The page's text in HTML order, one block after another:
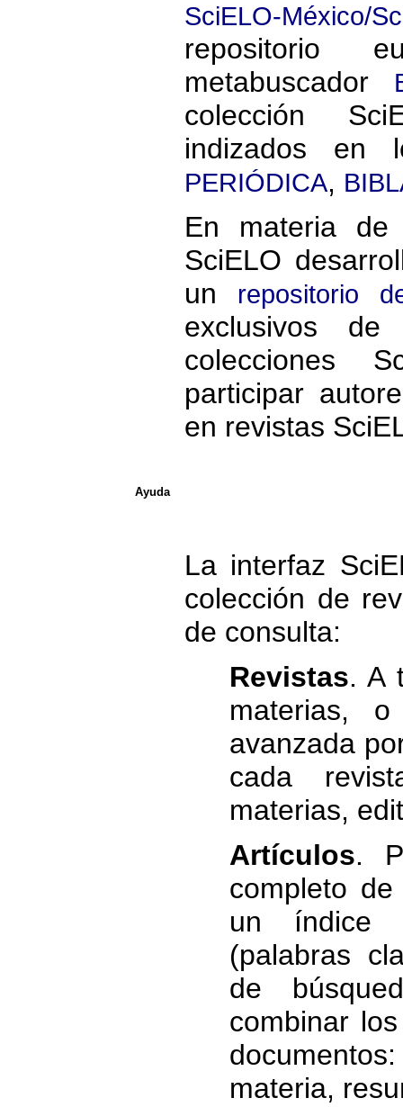
SciELO-México/
repositorio
metabuscador
colección
indizados
PERIÓDICA,
En materia de
SciELO
un
repositorio
exclusivos
colecciones
participar
en revistas
Ayuda
La interfaz
colección de
de consulta:
Revistas. A
materias,
avanzada
cada
materias,
Artículos.
completo
un índice
(palabras
de
combinar
materia,